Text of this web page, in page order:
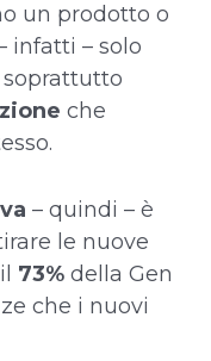
un prodotto o
infatti – solo
che
– quindi – è
le nuove
73% della Gen
che i nuovi